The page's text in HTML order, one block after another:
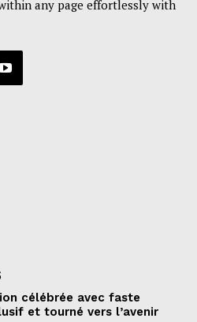
any page effortlessly with
célébrée avec faste
et tourné vers l’avenir